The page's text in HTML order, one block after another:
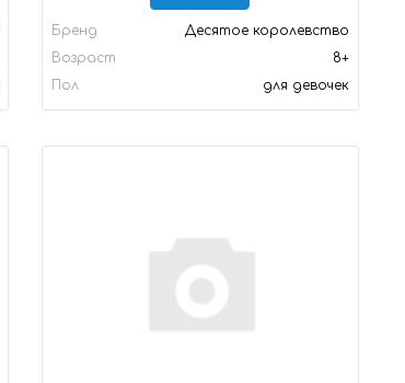
Бренд
Десятое королевство
Возраст
8+
Пол
для девочек